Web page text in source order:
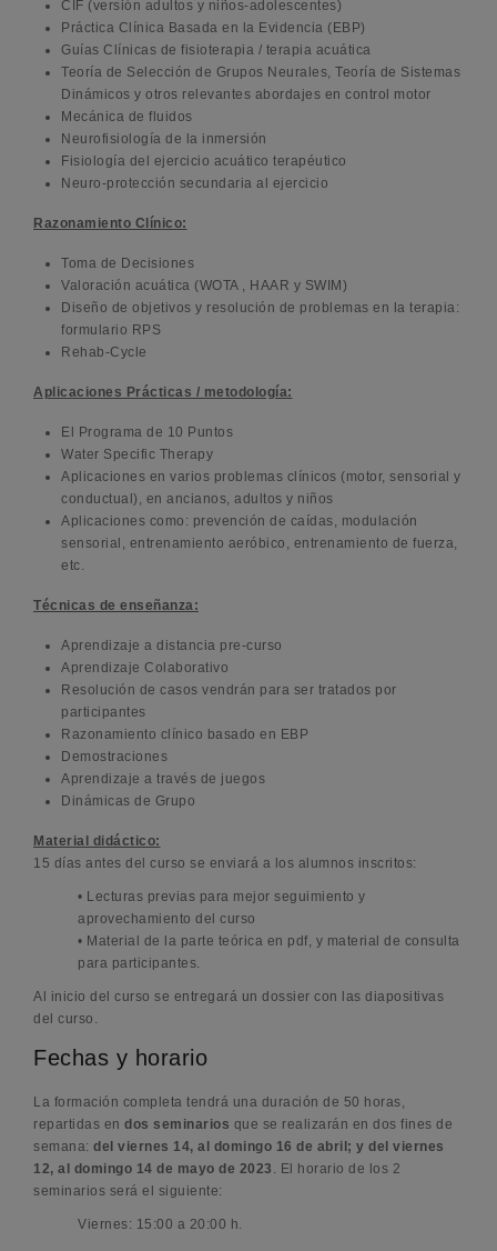
CIF (versión adultos y niños-adolescentes)
Práctica Clínica Basada en la Evidencia (EBP)
Guías Clínicas de fisioterapia / terapia acuática
Teoría de Selección de Grupos Neurales, Teoría de Sistemas
Dinámicos y otros relevantes abordajes en control motor
Mecánica de fluidos
Neurofisiología de la inmersión
Fisiología del ejercicio acuático terapéutico
Neuro-protección secundaria al ejercicio
Razonamiento Clínico:
Toma de Decisiones
Valoración acuática (WOTA , HAAR y SWIM)
Diseño de objetivos y resolución de problemas en la terapia:
formulario RPS
Rehab-Cycle
Aplicaciones Prácticas / metodología:
El Programa de 10 Puntos
Water Specific Therapy
Aplicaciones en varios problemas clínicos (motor, sensorial y
conductual), en ancianos, adultos y niños
Aplicaciones como: prevención de caídas, modulación
sensorial, entrenamiento aeróbico, entrenamiento de fuerza,
etc.
Técnicas de enseñanza:
Aprendizaje a distancia pre-curso
Aprendizaje Colaborativo
Resolución de casos vendrán para ser tratados por
participantes
Razonamiento clínico basado en EBP
Demostraciones
Aprendizaje a través de juegos
Dinámicas de Grupo
Material didáctico:
15 días antes del curso se enviará a los alumnos inscritos:
• Lecturas previas para mejor seguimiento y
aprovechamiento del curso
• Material de la parte teórica en pdf, y material de consulta
para participantes.
Al inicio del curso se entregará un dossier con las diapositivas
del curso.
Fechas y horario
La formación completa tendrá una duración de 50 horas,
repartidas en dos seminarios que se realizarán en dos fines de
semana: del viernes 14, al domingo 16 de abril; y del viernes
12, al domingo 14 de mayo de 2023 . El horario de los 2
seminarios será el siguiente:
Viernes: 15:00 a 20:00 h.